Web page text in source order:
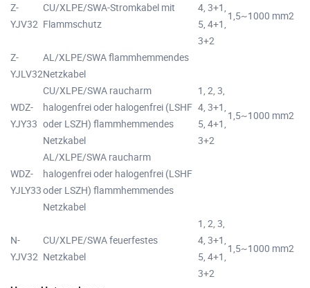
Z-
YJV32
CU/XLPE/SWA-Stromkabel mit
Flammschutz
4, 3+1,
5, 4+1,
3+2
1,5~1000 mm2
Z-
YJLV32
AL/XLPE/SWA flammhemmendes
Netzkabel
WDZ-
YJY33
CU/XLPE/SWA raucharm
halogenfrei oder halogenfrei (LSHF
oder LSZH) flammhemmendes
Netzkabel
1, 2, 3,
4, 3+1,
5, 4+1,
3+2
1,5~1000 mm2
WDZ-
YJLY33
AL/XLPE/SWA raucharm
halogenfrei oder halogenfrei (LSHF
oder LSZH) flammhemmendes
Netzkabel
N-
YJV32
CU/XLPE/SWA feuerfestes
Netzkabel
1, 2, 3,
4, 3+1,
5, 4+1,
3+2
1,5~1000 mm2